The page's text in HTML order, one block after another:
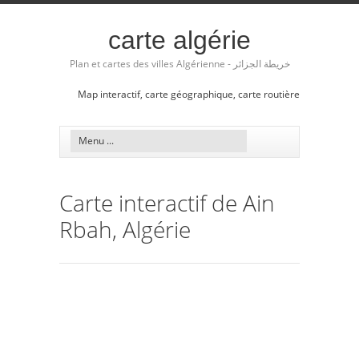
carte algérie
Plan et cartes des villes Algérienne - خريطة الجزائر
Map interactif, carte géographique, carte routière
Carte interactif de Ain
Rbah, Algérie